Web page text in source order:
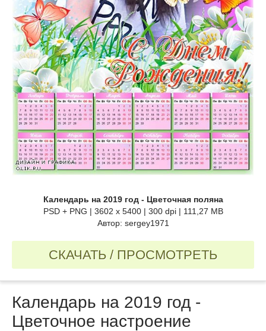
Календарь на 2019 год - Цветочная поляна
PSD + PNG | 3602 x 5400 | 300 dpi | 111,27 MB
Автор: sergey1971
СКАЧАТЬ / ПРОСМОТРЕТЬ
Календарь на 2019 год -
Цветочное настроение